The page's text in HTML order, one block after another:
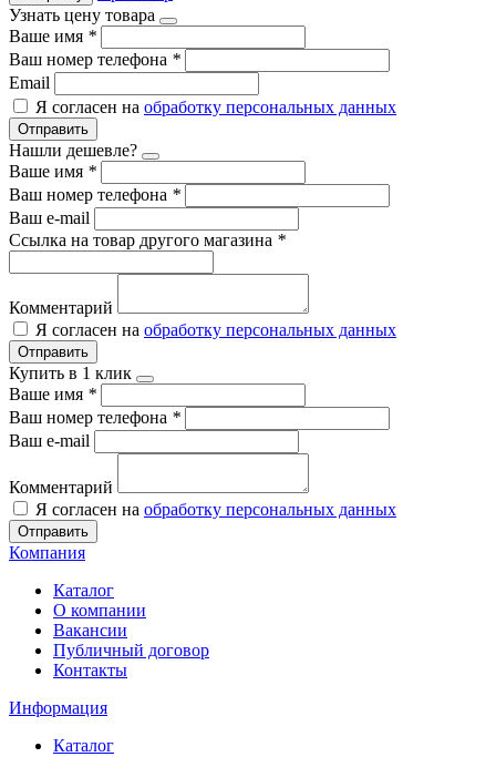
Узнать цену товара
Ваше имя *
Ваш номер телефона *
Email
Я согласен на обработку персональных данных
Отправить
Нашли дешевле?
Ваше имя *
Ваш номер телефона *
Ваш e-mail
Ссылка на товар другого магазина *
Комментарий
Я согласен на обработку персональных данных
Отправить
Купить в 1 клик
Ваше имя *
Ваш номер телефона *
Ваш e-mail
Комментарий
Я согласен на обработку персональных данных
Отправить
Компания
Каталог
О компании
Вакансии
Публичный договор
Контакты
Информация
Каталог